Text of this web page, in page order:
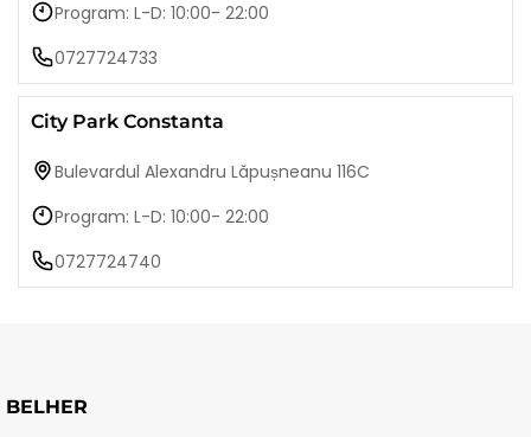
Program: L-D: 10:00- 22:00
0727724733
City Park Constanta
Bulevardul Alexandru Lăpușneanu 116C
Program: L-D: 10:00- 22:00
0727724740
BELHER